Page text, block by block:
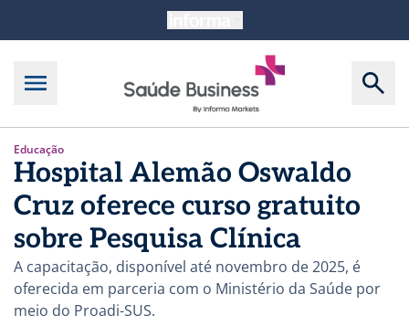
Educação
Hospital Alemão Oswaldo
Cruz oferece curso gratuito
sobre Pesquisa Clínica
A capacitação, disponível até novembro de 2025, é
oferecida em parceria com o Ministério da Saúde por
meio do Proadi-SUS.